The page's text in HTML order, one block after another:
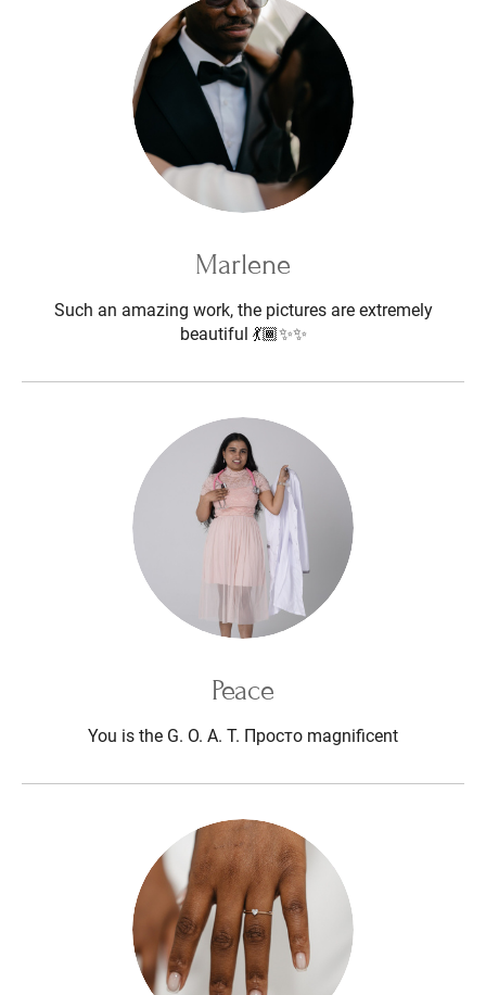
Marlene
Such an amazing work, the pictures are extremely
beautiful 💃🏾✨✨
Peace
You is the G. O. A. T. Просто magnificent